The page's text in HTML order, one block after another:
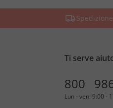
Ti serve
800
Lun - ven: 9:00 -